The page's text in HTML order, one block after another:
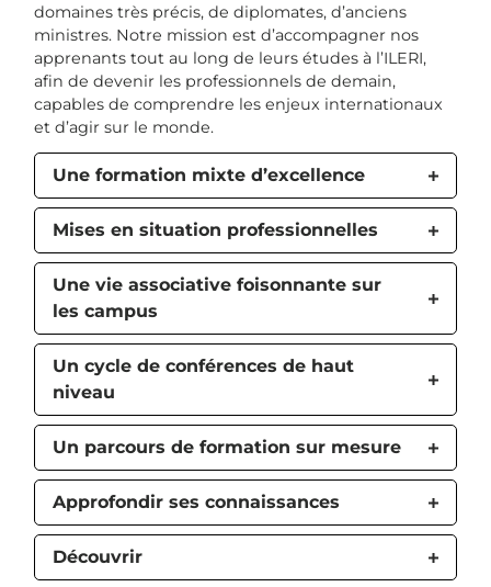
domaines très précis, de diplomates, d’anciens
ministres. Notre mission est d’accompagner nos
apprenants tout au long de leurs études à l’ILERI,
afin de devenir les professionnels de demain,
capables de comprendre les enjeux internationaux
et d’agir sur le monde.
Une formation mixte d’excellence
Mises en situation professionnelles
Une vie associative foisonnante sur
les campus
Un cycle de conférences de haut
niveau
Un parcours de formation sur mesure
Approfondir ses connaissances
Découvrir